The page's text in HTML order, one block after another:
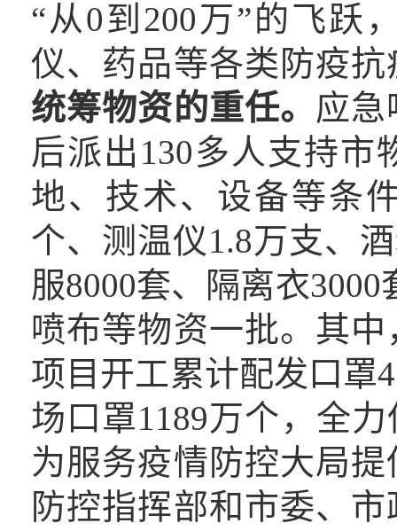
“从0到200万”的飞跃
仪、药品等各类防疫
统筹物资的重任。 应
后派出130多人支持市
地、技术、设备等条
个、测温仪1.8万支、
服8000套、隔离衣
喷布等物资一批。其
项目开工累计配发口罩
场口罩1189万个，全
为服务疫情防控大局
防控指挥部和市委、